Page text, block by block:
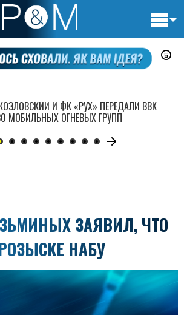
ЗАЯВИЛ, ЧТО
НАБУ
И ФК «РУХ» ПЕРЕДАЛИ ВВК
МОБИЛЬНЫХ ОГНЕВЫХ ГРУПП